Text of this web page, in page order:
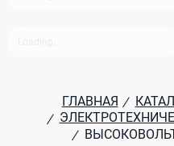
ГЛАВНАЯ /
/
/